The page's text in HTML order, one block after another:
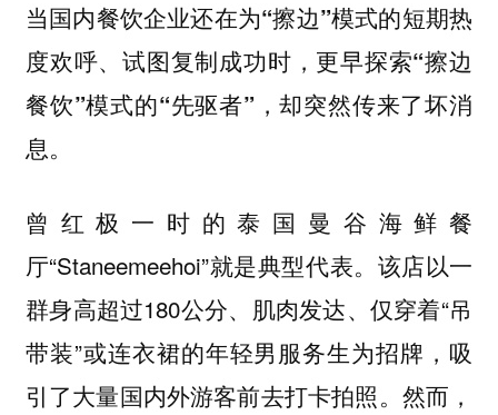
当国内餐饮企业还在为“擦边”模式的短期热
度欢呼、试图复制成功时，更早探索“擦边
餐饮”模式的“先驱者”，却突然传来了坏消
息。
曾红极一时的泰国曼谷海鲜餐
厅“Staneemeehoi”就是典型代表。该店以一
群身高超过180公分、肌肉发达、仅穿着“吊
带装”或连衣裙的年轻男服务生为招牌，吸
引了大量国内外游客前去打卡拍照。然而，